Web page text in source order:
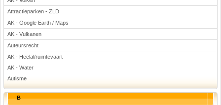
Attractieparken - ZLD
AK - Google Earth / Maps
AK - Vulkanen
Auteursrecht
AK - Heelal/ruimtevaart
AK - Water
Autisme
B